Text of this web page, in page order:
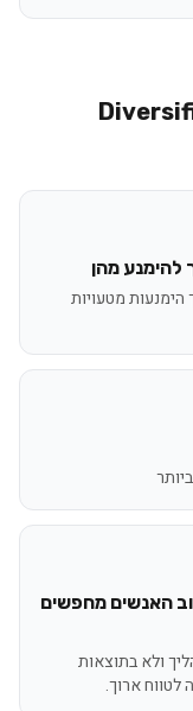
להימנע מהן
מטעויות
האנשים מחפשים
ולא בתוצאות
ארוך.